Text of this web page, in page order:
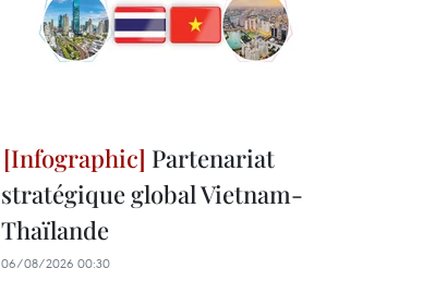
Partenariat
stratégique global Vietnam-
Thaïlande
06/08/2026 00:30